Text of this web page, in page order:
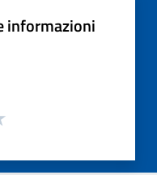
informazioni